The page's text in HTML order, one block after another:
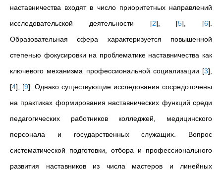
наставничества входят в число приоритетных направлений
исследовательской деятельности [2] [5] [6]
Образовательная сфера характеризуется повышенной
степенью фокусировки на проблематике наставничества как
ключевого механизма профессиональной социализации [3]
[4] [9] . Однако существующие исследования сосредоточены
на практиках формирования наставнических функций среди
педагогических работников колледжей, медицинского
персонала и государственных служащих. Вопрос
систематической подготовки, отбора и профессионального
развития наставников из числа мастеров и линейных